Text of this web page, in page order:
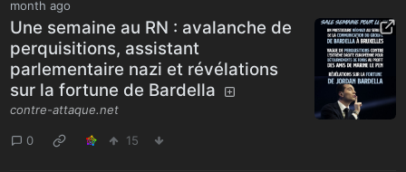
month ago
Une semaine au RN : avalanche de
perquisitions, assistant
parlementaire nazi et révélations
sur la fortune de Bardella
contre-attaque.net
0 15